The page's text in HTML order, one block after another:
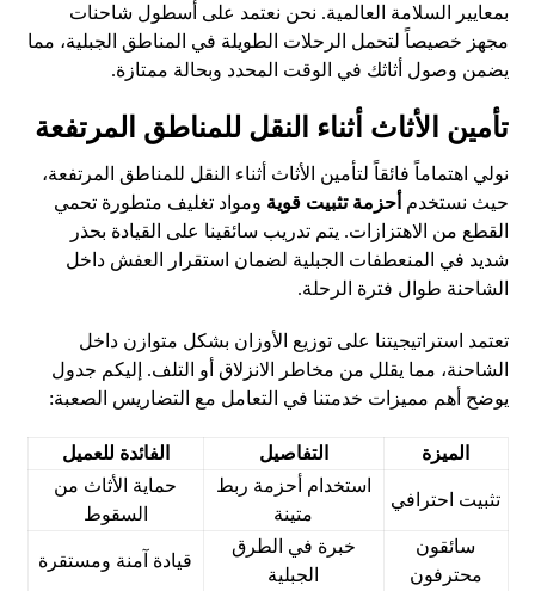
بمعايير السلامة العالمية. نحن نعتمد على أسطول شاحنات
مجهز خصيصاً لتحمل الرحلات الطويلة في المناطق الجبلية، مما
يضمن وصول أثاثك في الوقت المحدد وبحالة ممتازة.
تأمين الأثاث أثناء النقل للمناطق المرتفعة
نولي اهتماماً فائقاً لتأمين الأثاث أثناء النقل للمناطق المرتفعة،
حيث نستخدم أحزمة تثبيت قوية ومواد تغليف متطورة تحمي
القطع من الاهتزازات. يتم تدريب سائقينا على القيادة بحذر
شديد في المنعطفات الجبلية لضمان استقرار العفش داخل
الشاحنة طوال فترة الرحلة.
تعتمد استراتيجيتنا على توزيع الأوزان بشكل متوازن داخل
الشاحنة، مما يقلل من مخاطر الانزلاق أو التلف. إليكم جدول
يوضح أهم مميزات خدمتنا في التعامل مع التضاريس الصعبة:
الميزة التفاصيل الفائدة للعميل
تثبيت احترافي
استخدام أحزمة ربط
متينة
حماية الأثاث من
السقوط
سائقون
محترفون
خبرة في الطرق
الجبلية
قيادة آمنة ومستقرة